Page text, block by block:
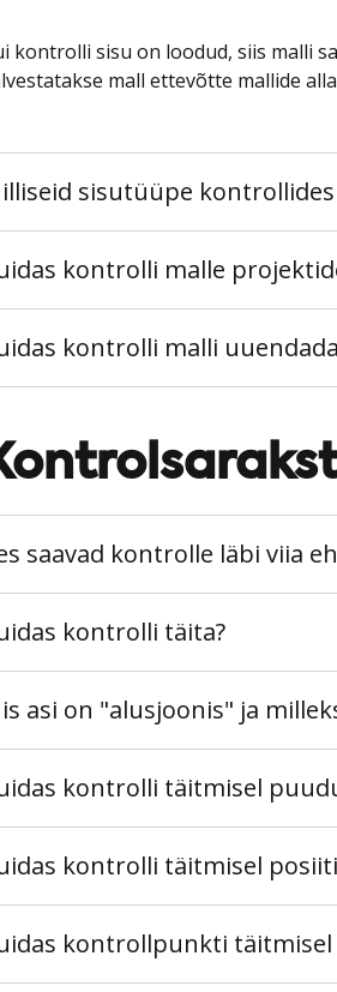
kontrolli sisu on loodud, siis malli
mall ettevõtte mallide
sisutüüpe kontrollides
kontrolli malle
kontrolli malli
saavad kontrolle läbi viia
kontrolli täita?
asi on "alusjoonis" ja
kontrolli täitmisel
kontrolli täitmisel
kontrollpunkti